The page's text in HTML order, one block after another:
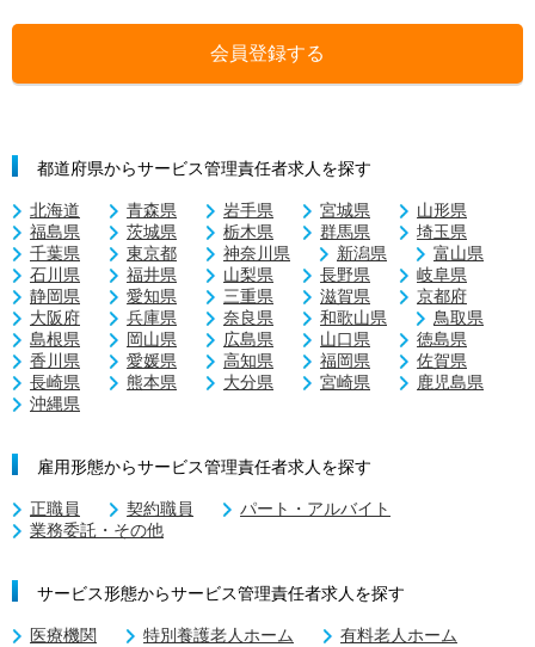
会員登録する
都道府県からサービス管理責任者求人を探す
北海道 青森県 岩手県 宮城県
山形県
福島県
茨城県 栃木県 群馬県
埼玉県
千葉県
東京都 神奈川県 新潟県
富山県
石川県
福井県 山梨県 長野県
岐阜県
静岡県
愛知県 三重県 滋賀県
京都府
大阪府
兵庫県 奈良県 和歌山県
鳥取県
島根県
岡山県 広島県 山口県
徳島県
香川県
愛媛県 高知県 福岡県
佐賀県
長崎県
熊本県 大分県 宮崎県
鹿児島県
沖縄県
雇用形態からサービス管理責任者求人を探す
正職員 契約職員
パート・アルバイト
業務委託・その他
サービス形態からサービス管理責任者求人を探す
医療機関 特別養護老人ホーム
有料老人ホーム